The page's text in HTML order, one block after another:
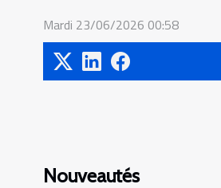
Mardi 23/06/2026 00:58
Nouveautés